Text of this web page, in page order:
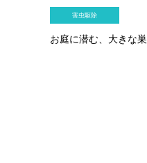
害虫駆除
お庭に潜む、大きな巣